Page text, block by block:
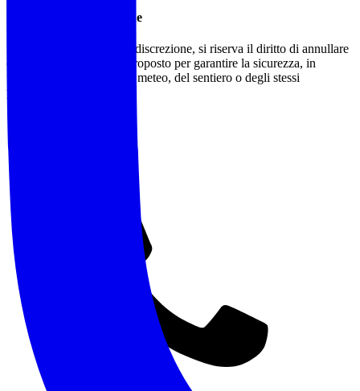
Annullamento/Modifiche
L'accompagnatore, a sua discrezione, si riserva il diritto di annullare
o modificare l'itinerario proposto per garantire la sicurezza, in
funzione delle condizioni meteo, del sentiero o degli stessi
partecipanti.